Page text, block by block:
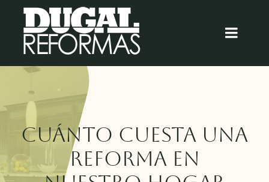
Saltar
contenido
Inicio
Quiénes somos
Cuánto cuesta una
reforma en